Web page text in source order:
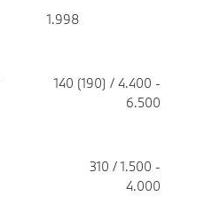
1.998
140 (190) / 4.400 -
6.500
310 / 1.500 -
4.000